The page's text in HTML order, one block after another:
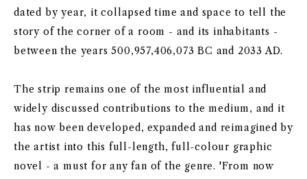
dated by year, it collapsed time and space to tell the
story of the corner of a room - and its inhabitants -
between the years 500,957,406,073 BC and 2033 AD.
The strip remains one of the most influential and
widely discussed contributions to the medium, and it
has now been developed, expanded and reimagined by
the artist into this full-length, full-colour graphic
novel - a must for any fan of the genre. 'From now